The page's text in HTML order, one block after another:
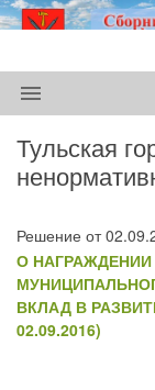
menu
Тульская
Решение от
О
ВКЛАД В
02.09.2016)